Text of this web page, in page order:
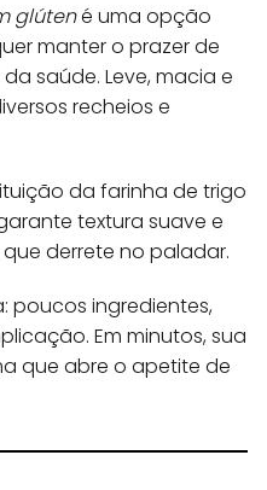
glútené uma opção
manter o prazer de
saúde. Leve, macia e
recheios e
da farinha de trigo
textura suave e
derrete no paladar.
poucos ingredientes,
Em minutos, sua
que abre o apetite de